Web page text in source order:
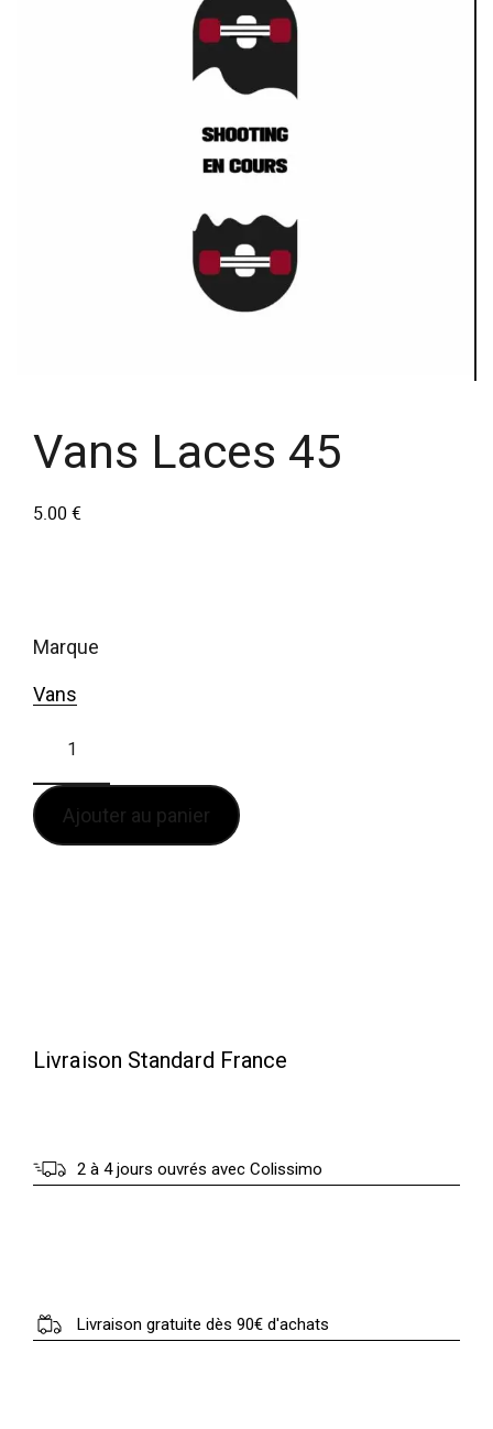
Vans Laces 45
5.00 €
marque
Vans
Ajouter au panier
Livraison Standard France
2 à 4 jours ouvrés avec Colissimo
Livraison gratuite dès 90€ d'achats